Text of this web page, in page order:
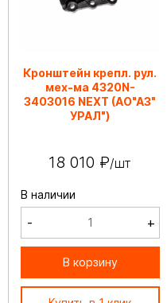
Кронштейн крепл. рул.
мех-ма 4320N-
3403016 NEXT (АО"АЗ"
УРАЛ")
18 010 ₽/шт
В наличии
- +
В корзину